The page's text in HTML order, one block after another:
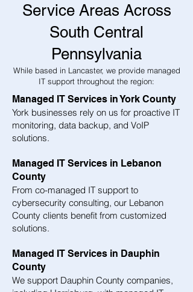
Service Areas Across
South Central
Pennsylvania
While based in Lancaster, we provide managed
IT support throughout the region:
Managed IT Services in York County
York businesses rely on us for proactive IT
monitoring, data backup, and VoIP
solutions.
Managed IT Services in Lebanon
County
From co-managed IT support to
cybersecurity consulting, our Lebanon
County clients benefit from customized
solutions.
Managed IT Services in Dauphin
County
We support Dauphin County companies,